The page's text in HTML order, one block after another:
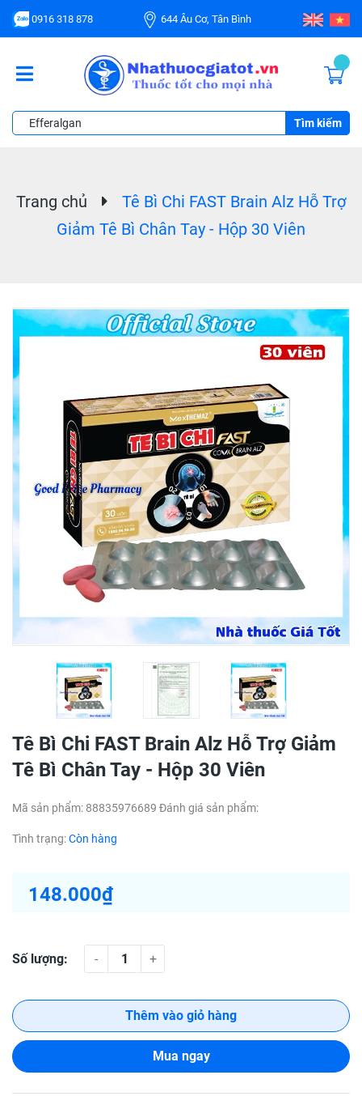
0916 318 878 644 Âu Cơ, Tân Bình
Tìm kiếm
Trang chủ
Tê Bì Chi FAST Brain Alz Hỗ Trợ
Giảm Tê Bì Chân Tay - Hộp 30 Viên
Tê Bì Chi FAST Brain Alz Hỗ Trợ Giảm
Tê Bì Chân Tay - Hộp 30 Viên
Mã sản phẩm: 88835976689 Đánh giá sản phẩm:
Tình trạng:Còn hàng
148.000₫
Số lượng: - +
Thêm vào giỏ hàng
Mua ngay